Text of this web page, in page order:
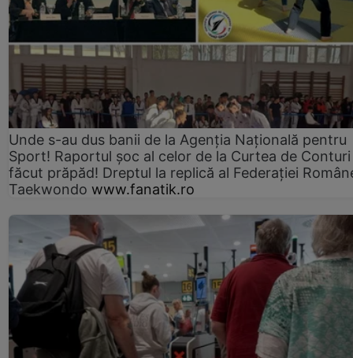
Unde s-au dus banii de la Agenția Națională pentru
Sport! Raportul șoc al celor de la Curtea de Conturi
făcut prăpăd! Dreptul la replică al Federației
Taekwondo www.fanatik.ro